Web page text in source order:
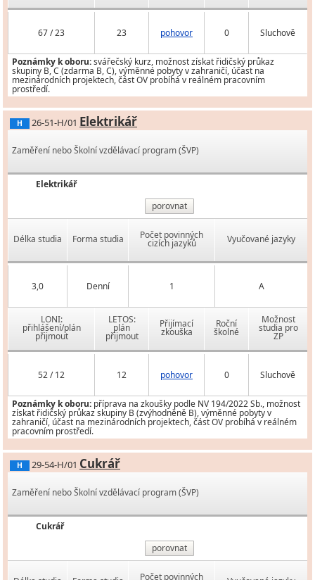
67 / 23 23 pohovor 0 Sluchově
Poznámky k oboru:svářečský kurz, možnost získat řidičský průkaz
skupiny B, C (zdarma B, C), výměnné pobyty v zahraničí, účast na
mezinárodních projektech, část OV probíhá v reálném pracovním
prostředí.
H 26-51-H/01 Elektrikář
Zaměření nebo Školní vzdělávací program (ŠVP)
Elektrikář
porovnat
Délka studia Forma studia Počet povinných
cizích jazyků Vyučované jazyky
3,0 Denní 1 A
LONI:
přihlášení/plán
přijmout
LETOS:
plán
přijmout
Přijímací
zkouška
Roční
školné
Možnost
studia pro
ZP
52 / 12 12 pohovor 0 Sluchově
Poznámky k oboru: příprava na zkoušky podle NV 194/2022 Sb., možnost
získat řidičský průkaz skupiny B (zvýhodněně B), výměnné pobyty v
zahraničí, účast na mezinárodních projektech, část OV probíhá v reálném
pracovním prostředí.
H 29-54-H/01 Cukrář
Zaměření nebo Školní vzdělávací program (ŠVP)
Cukrář
porovnat
Počet povinných